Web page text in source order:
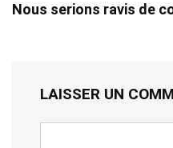
Nous serions ravis de
LAISSER UN